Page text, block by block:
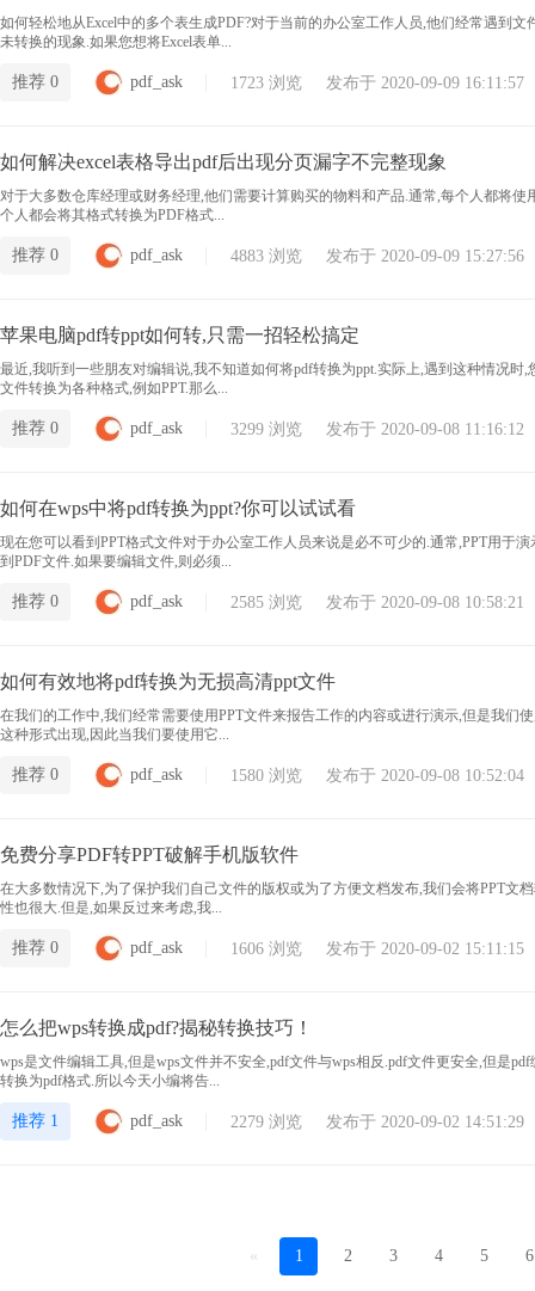
如何轻松地从Excel中的多个表生成PDF?对于当前的办公室工作人员,他们经常遇到
未转换的现象.如果您想将Excel表单...
推荐 0 pdf_ask 1723 浏览 发布于 2020-09-09 16:11:57
如何解决excel表格导出pdf后出现分页漏字不完整现象
对于大多数仓库经理或财务经理,他们需要计算购买的物料和产品.通常,每个人都将
个人都会将其格式转换为PDF格式...
推荐 0 pdf_ask 4883 浏览 发布于 2020-09-09 15:27:56
苹果电脑pdf转ppt如何转,只需一招轻松搞定
最近,我听到一些朋友对编辑说,我不知道如何将pdf转换为ppt.实际上,遇到这种情况
文件转换为各种格式,例如PPT.那么...
推荐 0 pdf_ask 3299 浏览 发布于 2020-09-08 11:16:12
如何在wps中将pdf转换为ppt?你可以试试看
现在您可以看到PPT格式文件对于办公室工作人员来说是必不可少的.通常,PPT用于
到PDF文件.如果要编辑文件,则必须...
推荐 0 pdf_ask 2585 浏览 发布于 2020-09-08 10:58:21
如何有效地将pdf转换为无损高清ppt文件
在我们的工作中,我们经常需要使用PPT文件来报告工作的内容或进行演示,但是我们
这种形式出现,因此当我们要使用它...
推荐 0 pdf_ask 1580 浏览 发布于 2020-09-08 10:52:04
免费分享PDF转PPT破解手机版软件
在大多数情况下,为了保护我们自己文件的版权或为了方便文档发布,我们会将PPT文
性也很大.但是,如果反过来考虑,我...
推荐 0 pdf_ask 1606 浏览 发布于 2020-09-02 15:11:15
怎么把wps转换成pdf?揭秘转换技巧！
wps是文件编辑工具,但是wps文件并不安全,pdf文件与wps相反.pdf文件更安全,但是
转换为pdf格式.所以今天小编将告...
推荐 1 pdf_ask 2279 浏览 发布于 2020-09-02 14:51:29
« 1 2 3 4 5 6